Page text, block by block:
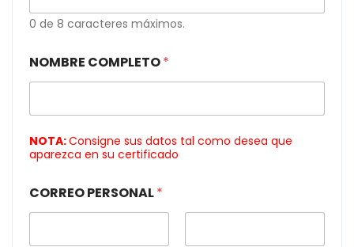
0 de 8 caracteres máximos.
NOMBRE COMPLETO*
NOTA:Consigne sus datos tal como desea que
aparezca en su certificado
CORREO PERSONAL*